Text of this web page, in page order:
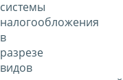
системы
налогообложения
в
разрезе
видов